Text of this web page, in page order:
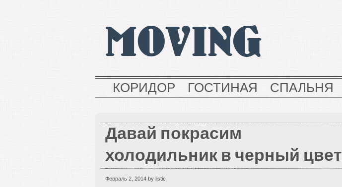
MOVING
КОРИДОР ГОСТИНАЯ СПАЛЬНЯ
Давай покрасим
холодильник в черный цвет
Февраль 2, 2014 by listic